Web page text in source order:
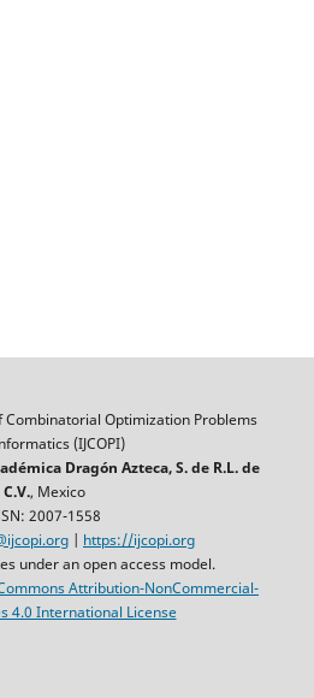
Optimization Problems
(IJCOPI)
Dragón Azteca, S. de R.L. de
C.V., Mexico
2007-1558
| https://ijcopi.org
under an open access model.
Attribution-NonCommercial-
4.0 International License